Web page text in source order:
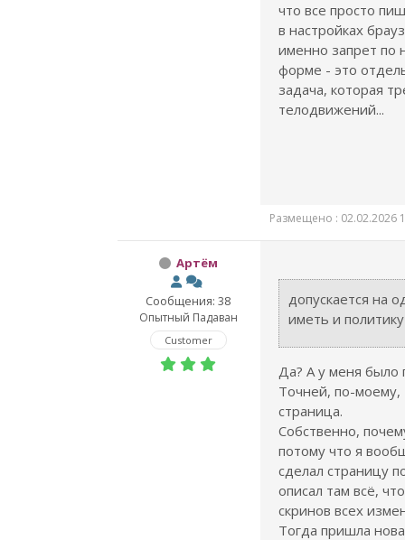
что все просто
в настройках
именно запрет по
форме - это
задача, которая
телодвижений...
Размещено : 02.02.2026
Артём
Сообщения: 38
Опытный Падаван
Customer
допускается на
иметь и
Да? А у меня было
Точней, по-моему,
страница.
Собственно,
потому что я
сделал страницу
описал там всё,
скринов всех
Тогда пришла